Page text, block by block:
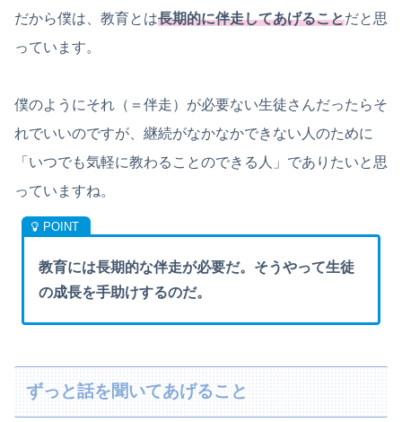
だから僕は、教育とは長期的に伴走してあげることだと思
っています。
僕のようにそれ（＝伴走）が必要ない生徒さんだったらそ
れでいいのですが、継続がなかなかできない人のために
「いつでも気軽に教わることのできる人」でありたいと思
っていますね。
教育には長期的な伴走が必要だ。そうやって生徒
の成長を手助けするのだ。
ずっと話を聞いてあげること